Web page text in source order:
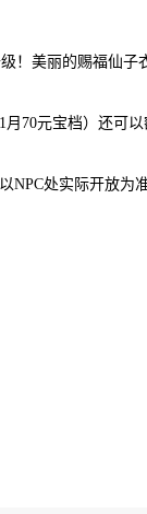
！美丽的赐福仙
70元宝档）还可
NPC处实际开放为